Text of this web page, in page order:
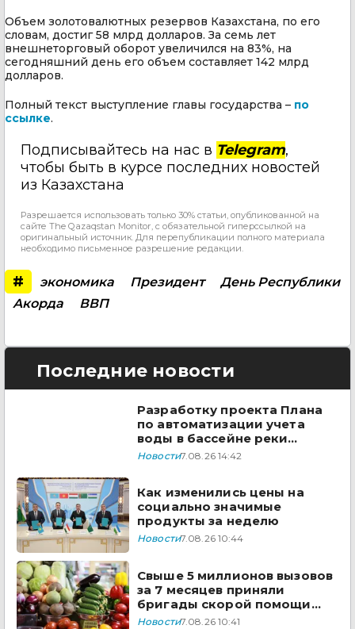
Объем золотовалютных резервов Казахстана, по его
словам, достиг 58 млрд долларов. За семь лет
внешнеторговый оборот увеличился на 83%, на
сегодняшний день его объем составляет 142 млрд
долларов.
Полный текст выступление главы государства – по
ссылке.
Подписывайтесь на нас в Telegram,
чтобы быть в курсе последних новостей
из Казахстана
Разрешается использовать только 30% статьи, опубликованной на
сайте The Qazaqstan Monitor, с обязательной гиперссылкой на
оригинальный источник. Для перепубликации полного материала
необходимо письменное разрешение редакции.
# экономика Президент
День Республики
Акорда
ВВП
Последние новости
Разработку проекта Плана
по автоматизации учета
воды в бассейне реки
Сырдарья одобрили
Новости7.08.26 14:42
Как изменились цены на
социально значимые
продукты за неделю
Новости7.08.26 10:44
Свыше 5 миллионов вызовов
за 7 месяцев приняли
бригады скорой помощи
Казахстана
Новости7.08.26 10:41